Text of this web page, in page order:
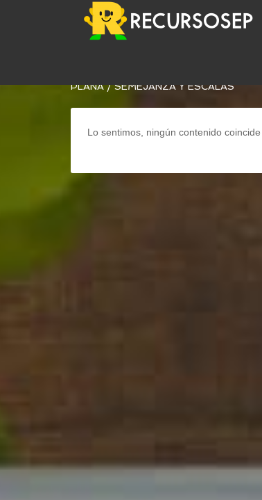
PLANA /SEMEJANZA Y ESCALAS
Lo sentimos, ningún contenido